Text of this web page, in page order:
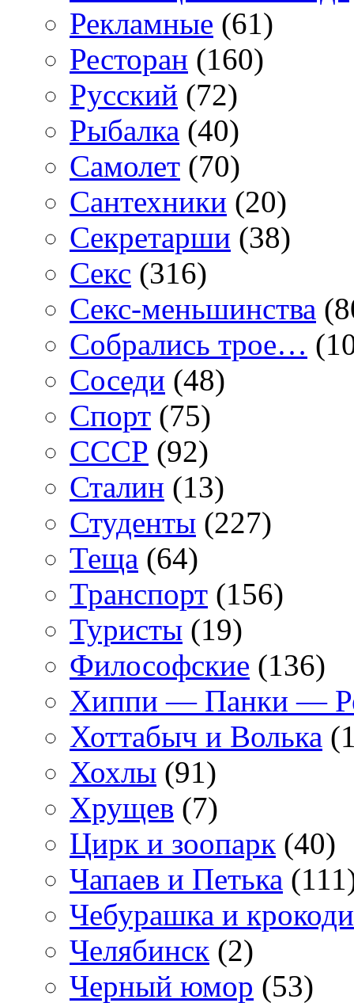
Рекламные (61)
Ресторан (160)
Русский (72)
Рыбалка (40)
Самолет (70)
Сантехники (20)
Секретарши (38)
Секс (316)
Секс-меньшинства
Собрались трое…
Соседи (48)
Спорт (75)
СССР (92)
Сталин (13)
Студенты (227)
Теща (64)
Транспорт (156)
Туристы (19)
Философские (136)
Хиппи — Панки —
Хоттабыч и Волька
Хохлы (91)
Хрущев (7)
Цирк и зоопарк (40)
Чапаев и Петька
Чебурашка и
Челябинск (2)
Черный юмор (53)